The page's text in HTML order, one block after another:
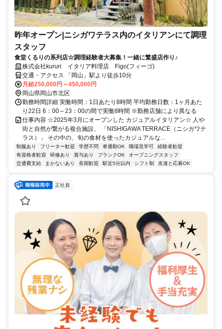
昨年オープン|ニシガワテラス内のイタリアンにて調理
スタッフ
食堂くるりの系列店☆調理経験者大募集！一緒に繁盛店作り♪
株式会社kururi イタリア料理店 Figo(フィーゴ)
交通・アクセス 「岡山」駅より徒歩10分
月給250,000円～450,000円
岡山県岡山市北区
勤務時間詳細 実働時間：1日あたり8時間 平均勤務日数：1ヶ月あた
り22日 6：00～23：00の間で実働8時間 ※勤務店舗により異なる
仕事内容 ☆2025年3月にオープンした カジュアルイタリアン☆ 人や
街と自然が繋がる複合施設、 「NISHIGAWA TERRACE（ニシガワテ
ラス）」 その中の、旬の食材を使ったカジュアルな...
制服あり フリーター歓迎 学歴不問 車通勤OK 職場見学可
経験者歓迎
有資格者歓迎
研修あり 賞与あり ブランクOK
オープニングスタッフ
交通費支給
まかないあり 長期歓迎 駅近5分以内 シフト制 友達と応募OK
正社員